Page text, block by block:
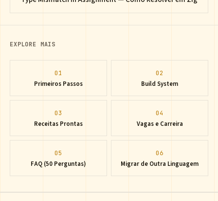
EXPLORE MAIS
01
Primeiros Passos
02
Build System
03
Receitas Prontas
04
Vagas e Carreira
05
FAQ (50 Perguntas)
06
Migrar de Outra Linguagem